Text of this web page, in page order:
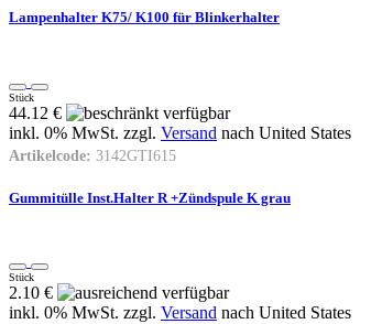
Lampenhalter K75/ K100 für Blinkerhalter
Stück
44.12 €
inkl. 0% MwSt. zzgl. Versand nach United States
Artikelcode: 3142GTI615
Gummitülle Inst.Halter R +Zündspule K grau
Stück
2.10 €
inkl. 0% MwSt. zzgl. Versand nach United States